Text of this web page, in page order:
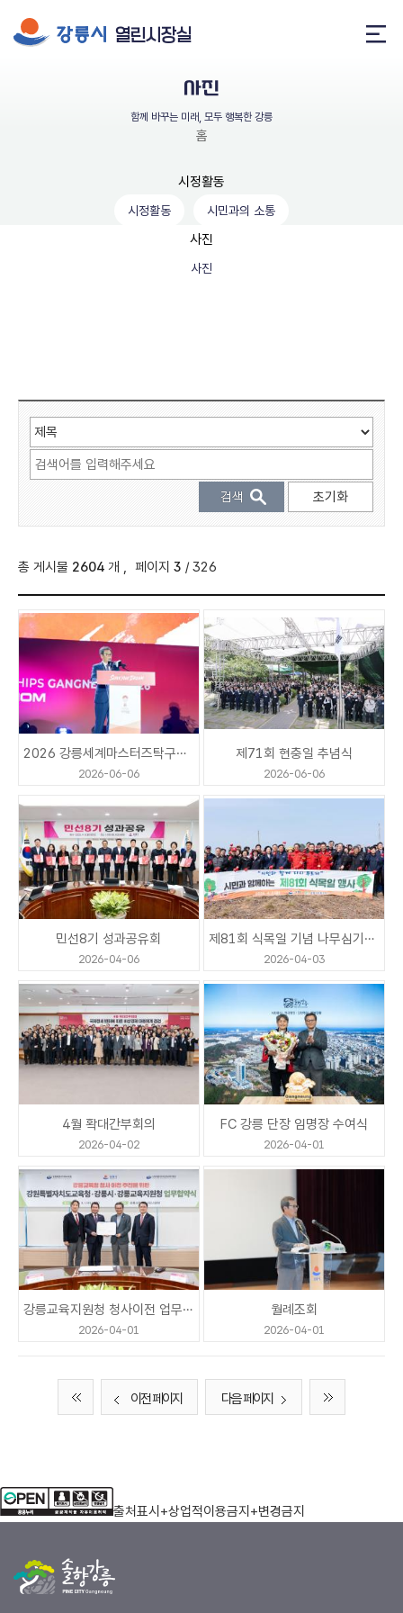
열린시장실
메
매니페스토란
공약비전
사진
시민정책제안
들음터 소개
공지사항
일별현황요약
사진
함께 바꾸는 미래, 모두 행복한 강릉
홈
시정활동
시정활동 시민과의 소통
사진
사진
총 게시물 2604 개 , 페이지 3 / 326
2026 강릉세계마스터즈탁구선수권대회 개막식
2026-06-06
제71회 현충일 추념식
2026-06-06
민선8기 성과공유회
2026-04-06
제81회 식목일 기념 나무심기행사
2026-04-03
4월 확대간부회의
2026-04-02
FC 강릉 단장 임명장 수여식
2026-04-01
강릉교육지원청 청사이전 업무협약식
2026-04-01
월례조회
2026-04-01
이전 페이지 다음 페이지
출처표시+상업적이용금지+변경금지